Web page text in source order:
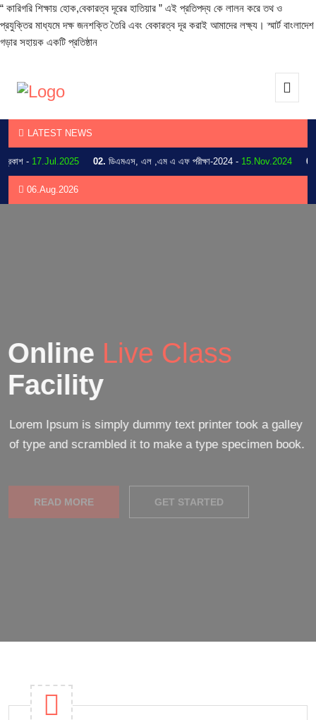
“ কারিগরি শিক্ষায় হোক,বেকারত্ব দূরের হাতিয়ার ” এই প্রতিপদ্য কে লালন করে তথ ও
প্রযুক্তির মাধ্যমে দক্ষ জনশক্তি তৈরি এবং বেকারত্ব দূর করাই আমাদের লক্ষ্য। স্মার্ট বাংলাদেশ
গড়ার সহায়ক একটি প্রতিষ্ঠান
LATEST NEWS
-17.Jul.2025 02.ডিএমএস, এল ,এম এ এফ পরীক্ষা-2024 -15.Nov.2024 03.
06.Aug.2026
Online Live Class
Facility
Lorem Ipsum is simply dummy text printer took a galley
of type and scrambled it to make a type specimen book.